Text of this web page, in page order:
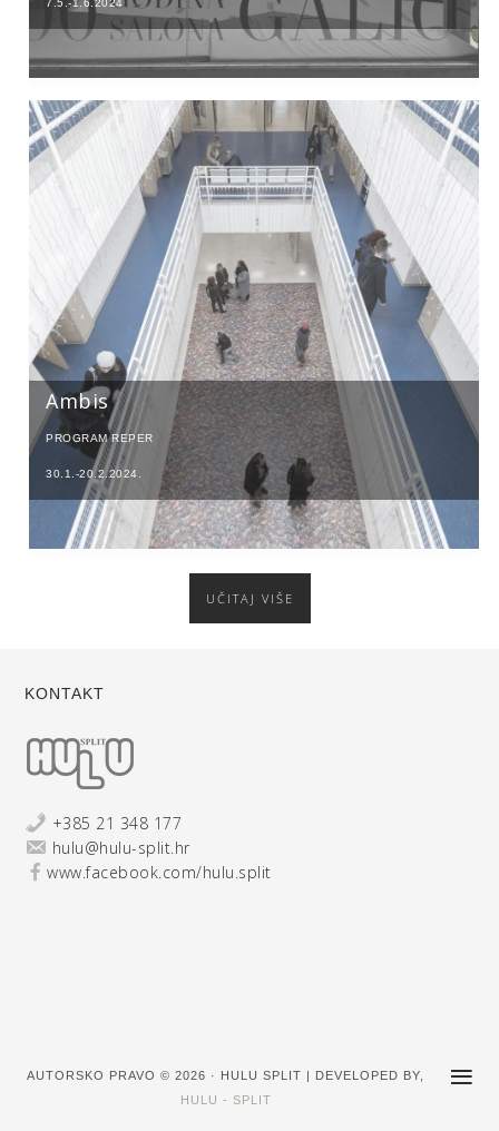
7.5.-1.6.2024
Ambis
PROGRAM REPER
30.1.-20.2.2024.
UČITAJ VIŠE
KONTAKT
+385 21 348 177
hulu@hulu-split.hr
www.facebook.com/hulu.split
AUTORSKO PRAVO © 2026 · HULU SPLIT | DEVELOPED BY,
HULU - SPLIT